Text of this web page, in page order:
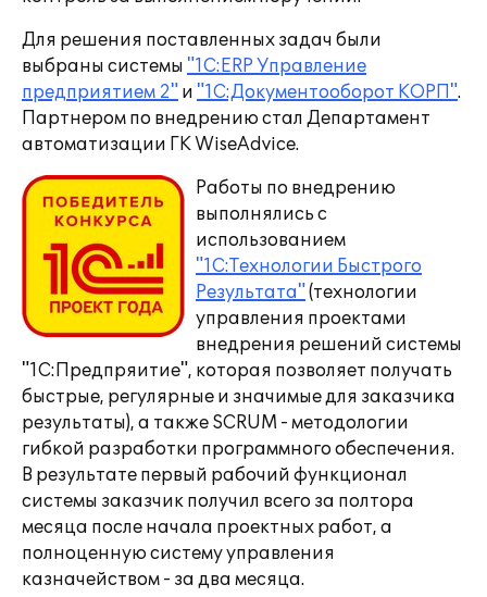
Для решения поставленных задач были
выбраны системы "1С:ERP Управление
предприятием 2" и "1С:Документооборот КОРП".
Партнером по внедрению стал Департамент
автоматизации ГК WiseAdvice.
Работы по внедрению
выполнялись с
использованием
"1С:Технологии Быстрого
Результата" (технологии
управления проектами
внедрения решений системы
"1С:Предпряитие", которая позволяет получать
быстрые, регулярные и значимые для заказчика
результаты), а также SCRUM - методологии
гибкой разработки программного обеспечения.
В результате первый рабочий функционал
системы заказчик получил всего за полтора
месяца после начала проектных работ, а
полноценную систему управления
казначейством - за два месяца.